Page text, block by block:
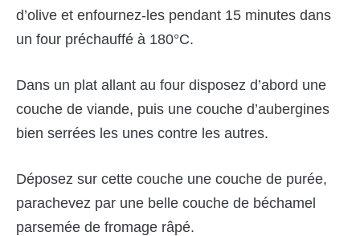
d’olive et enfournez-les pendant 15 minutes dans
un four préchauffé à 180°C.
Dans un plat allant au four disposez d’abord une
couche de viande, puis une couche d’aubergines
bien serrées les unes contre les autres.
Déposez sur cette couche une couche de purée,
parachevez par une belle couche de béchamel
parsemée de fromage râpé.